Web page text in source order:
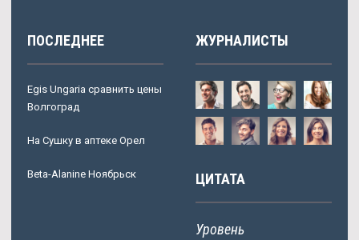
ПОСЛЕДНЕЕ
Egis Ungaria сравнить цены
Волгоград
На Сушку в аптеке Орел
Beta-Alanine Ноябрьск
ЖУРНАЛИСТЫ
ЦИТАТА
Уровень